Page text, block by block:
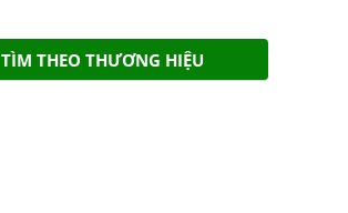
TÌM THEO THƯƠNG HIỆU